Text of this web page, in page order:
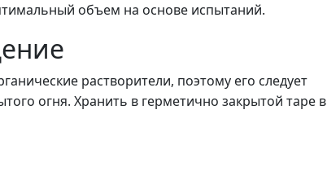
объем на основе испытаний.
растворители, поэтому его следует
огня. Хранить в герметично закрытой таре в